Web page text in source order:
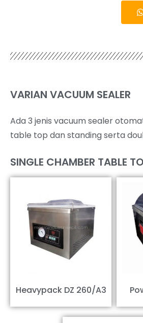
VARIAN VACUUM SEALER
Ada 3 jenis vacuum sealer
table top dan standing serta
SINGLE CHAMBER TABLE
Heavypack DZ 260/A3